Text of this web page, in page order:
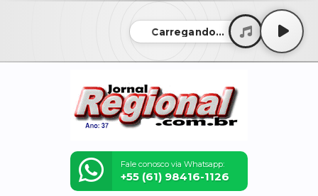
Carregando...
Fale conosco via Whatsapp:
+55 (61) 98416-1126